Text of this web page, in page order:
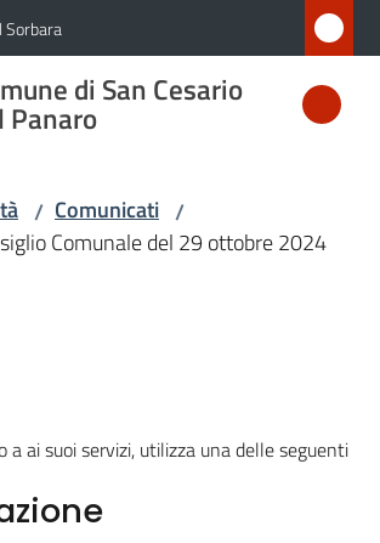
Sorbara
di San Cesario
Panaro
/ Comunicati /
Comunale del 29 ottobre 2024
a ai suoi servizi, utilizza una delle seguenti